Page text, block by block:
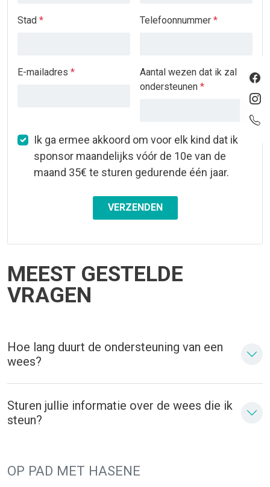
Stad * Telefoonnummer *
E-mailadres *
Aantal wezen dat ik zal
ondersteunen *
Ik ga ermee akkoord om voor elk kind dat ik
sponsor maandelijks vóór de 10e van de
maand 35€ te sturen gedurende één jaar.
VERZENDEN
MEEST GESTELDE
VRAGEN
Hoe lang duurt de ondersteuning van een
wees?
Sturen jullie informatie over de wees die ik
steun?
OP PAD MET HASENE